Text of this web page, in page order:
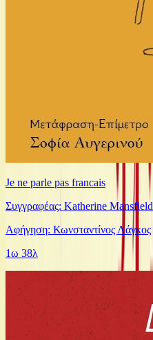
Je ne parle pas francais
Συγγραφέας: Katherine Mansfield
Αφήγηση: Κωνσταντίνος Λάγκος
1ω 38λ